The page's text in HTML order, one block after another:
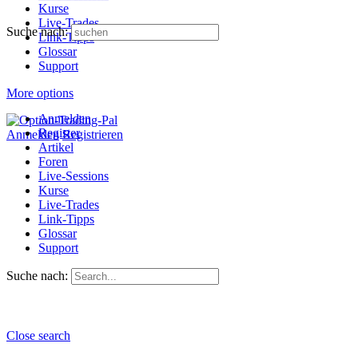
Kurse
Live-Trades
Link-Tipps
Glossar
Support
More options
Anmelden Registrieren
Suche nach:
Anmelden
Register
Artikel
Foren
Live-Sessions
Kurse
Live-Trades
Link-Tipps
Glossar
Support
Suche nach:
Close search